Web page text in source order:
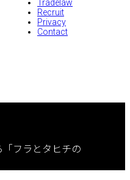
Tradelaw
Recruit
Privacy
Contact
フラとタヒチの